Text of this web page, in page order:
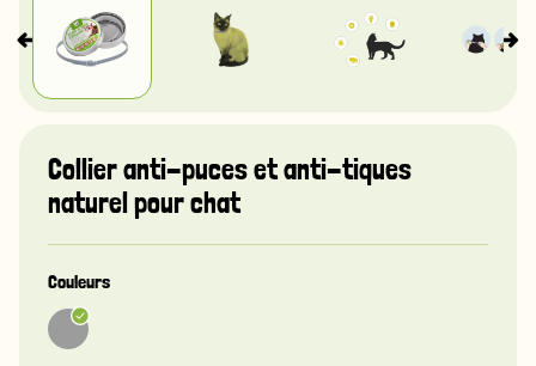
Collier anti-puces et anti-tiques
naturel pour chat
Couleurs